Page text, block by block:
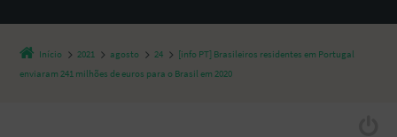
Início 2021 agosto 24
[info PT] Brasileiros residentes em Portugal
enviaram 241 milhões de euros para o Brasil em 2020